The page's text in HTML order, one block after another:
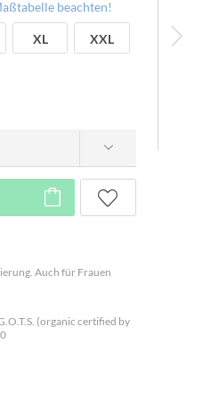
beachten!
XL XXL
Auch für Frauen
(organic certified by